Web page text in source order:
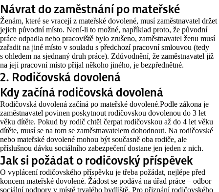
Návrat do zaměstnání po mateřské
Ženám, které se vracejí z mateřské dovolené, musí zaměstnavatel držet
jejich původní místo. Není-li to možné, například proto, že původní
práce odpadla nebo pracoviště bylo zrušeno, zaměstnavatel ženu musí
zařadit na jiné místo v souladu s předchozí pracovní smlouvou (tedy
s ohledem na sjednaný druh práce). Zdůvodnění, že zaměstnavatel již
na její pracovní místo přijal někoho jiného, je bezpřednětné.
2. Rodičovská dovolená
Kdy začíná rodičovská dovolená
Rodičovská dovolená začíná po mateřské dovolené.Podle zákona je
zaměstnavatel povinen poskytnout rodičovskou dovolenou do 3 let
věku dítěte. Pokud by rodič chtěl čerpat rodičovskou až do 4 let věku
dítěte, musí se na tom se zaměstnavatelem dohodnout. Na rodičovské
nebo mateřské dovolené mohou být současně oba rodiče, ale
příslušnou dávku sociálního zabezpečení dostane jen jeden z nich.
Jak si požádat o rodičovský příspěvek
O vyplácení rodičovského příspěvku je třeba požádat, nejlépe před
koncem mateřské dovolené. Žádost se podává na úřad práce – odbor
sociální podpory v místě trvalého bydliště. Pro přiznání rodičovského